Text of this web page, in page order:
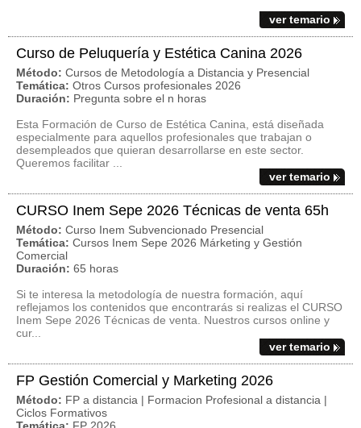
ver temario
Curso de Peluquería y Estética Canina 2026
Método: Cursos de Metodología a Distancia y Presencial
Temática: Otros Cursos profesionales 2026
Duración: Pregunta sobre el n horas
Esta Formación de Curso de Estética Canina, está diseñada
especialmente para aquellos profesionales que trabajan o
desempleados que quieran desarrollarse en este sector.
Queremos facilitar ...
ver temario
CURSO Inem Sepe 2026 Técnicas de venta 65h
Método: Curso Inem Subvencionado Presencial
Temática: Cursos Inem Sepe 2026 Márketing y Gestión
Comercial
Duración: 65 horas
Si te interesa la metodología de nuestra formación, aquí
reflejamos los contenidos que encontrarás si realizas el CURSO
Inem Sepe 2026 Técnicas de venta. Nuestros cursos online y
cur...
ver temario
FP Gestión Comercial y Marketing 2026
Método: FP a distancia | Formacion Profesional a distancia |
Ciclos Formativos